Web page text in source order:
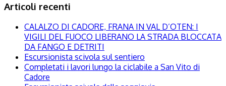
Articoli recenti
CALALZO DI CADORE, FRANA IN VAL D’OTEN: I
VIGILI DEL FUOCO LIBERANO LA STRADA BLOCCATA
DA FANGO E DETRITI
Escursionista scivola sul sentiero
Completati i lavori lungo la ciclabile a San Vito di
Cadore